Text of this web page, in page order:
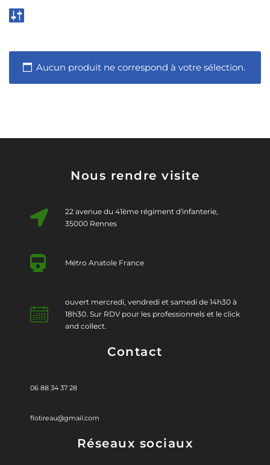
Aucun produit ne correspond à votre sélection.
Nous rendre visite
22 avenue du 41ème régiment d'infanterie,
35000 Rennes
Métro Anatole France
ouvert mercredi, vendredi et samedi de 14h30 à
18h30. Sur RDV pour les professionnels et le click
and collect.
Contact
06 88 34 37 28
flotireau@gmail.com
Réseaux sociaux